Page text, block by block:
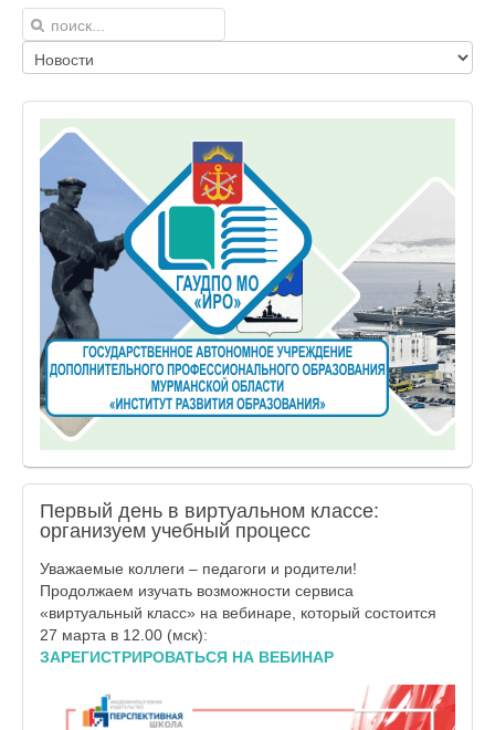
Первый день в виртуальном классе:
организуем учебный процесс
Уважаемые коллеги – педагоги и родители!
Продолжаем изучать возможности сервиса
«виртуальный класс» на вебинаре, который состоится
27 марта в 12.00 (мск):
ЗАРЕГИСТРИРОВАТЬСЯ НА ВЕБИНАР